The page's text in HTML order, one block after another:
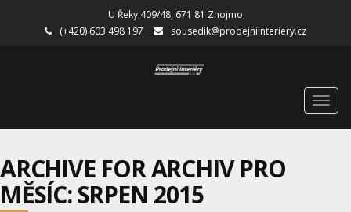
U Řeky 409/48, 671 81 Znojmo
(+420) 603 498 197
sousedik@prodejniinteriery.cz
ARCHIVE FOR ARCHIV PRO
MĚSÍC: SRPEN 2015